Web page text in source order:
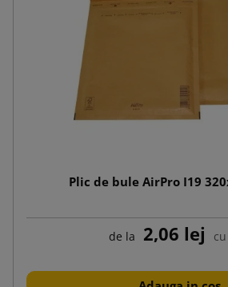
Plic de bule AirPro I19
de la 2,06 lej cu